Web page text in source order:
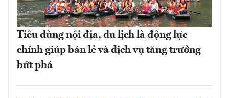
Tiêu dùng nội địa, du lịch là động lực
chính giúp bán lẻ và dịch vụ tăng trưởng
bứt phá